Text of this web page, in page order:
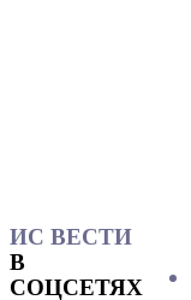
ИС ВЕСТИ
В
СОЦСЕТЯХ